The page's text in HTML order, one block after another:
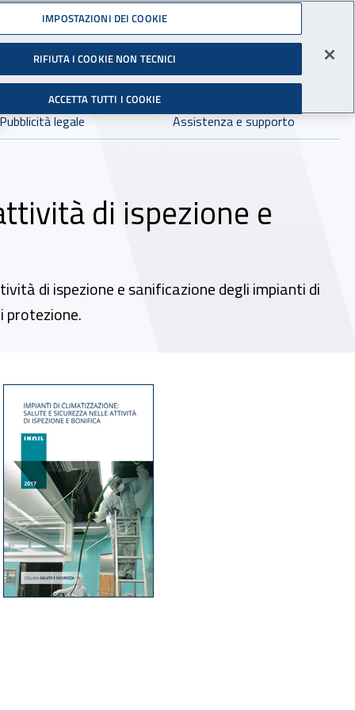
Infortuni sul Lavoro
Facebook - Sito esterno - Apertura in nuova finestra
X - Sito esterno - Apertura in nuova finestra
Instagram - Sito esterno - Apertura in
Linkedin - Sito esterno -
Youtube - Sito esterno -
Tiktok - SitoSpreaker -
Dove cercare:
in:tutto INAIL.it
Pubblicità legale Assistenza e supporto
di ispezione e
di ispezione e sanificazione degli impianti di
protezione.
IMPOSTAZIONI DEI COOKIE
RIFIUTA I COOKIE NON TECNICI
ACCETTA TUTTI I COOKIE